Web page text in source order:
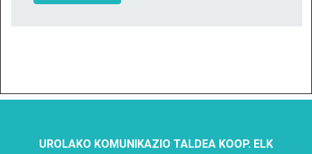
UROLAKO KOMUNIKAZIO TALDEA KOOP. ELK